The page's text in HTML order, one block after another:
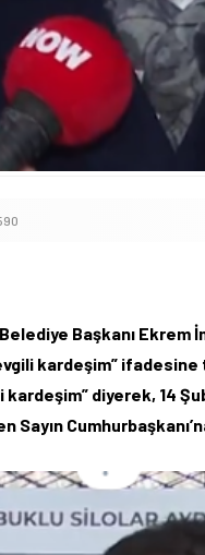
Başkanı Ekrem
kardeşim”
kardeşim” diyerek, 14
Sayın